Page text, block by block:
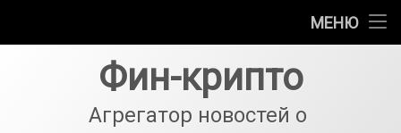
МЕНЮ
Криптовалюты
Фин-крипто
Агрегатор новостей о